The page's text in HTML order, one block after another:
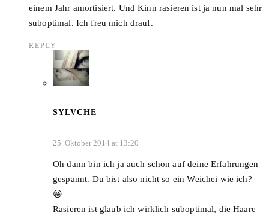
einem Jahr amortisiert. Und Kinn rasieren ist ja nun mal sehr
suboptimal. Ich freu mich drauf.
REPLY
SYLVCHE
25. Oktober 2014 at 13:20
Oh dann bin ich ja auch schon auf deine Erfahrungen
gespannt. Du bist also nicht so ein Weichei wie ich?
😀
Rasieren ist glaub ich wirklich suboptimal, die Haare